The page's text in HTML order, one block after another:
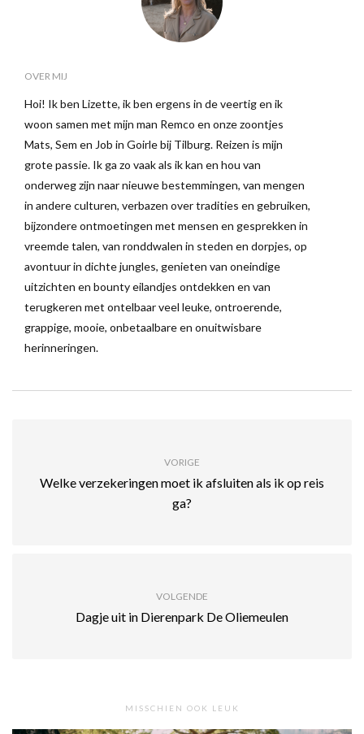
OVER MIJ
Hoi! Ik ben Lizette, ik ben ergens in de veertig en ik
woon samen met mijn man Remco en onze zoontjes
Mats, Sem en Job in Goirle bij Tilburg. Reizen is mijn
grote passie. Ik ga zo vaak als ik kan en hou van
onderweg zijn naar nieuwe bestemmingen, van mengen
in andere culturen, verbazen over tradities en gebruiken,
bijzondere ontmoetingen met mensen en gesprekken in
vreemde talen, van ronddwalen in steden en dorpjes, op
avontuur in dichte jungles, genieten van oneindige
uitzichten en bounty eilandjes ontdekken en van
terugkeren met ontelbaar veel leuke, ontroerende,
grappige, mooie, onbetaalbare en onuitwisbare
herinneringen.
VORIGE
Welke verzekeringen moet ik afsluiten als ik op reis
ga?
VOLGENDE
Dagje uit in Dierenpark De Oliemeulen
MISSCHIEN OOK LEUK